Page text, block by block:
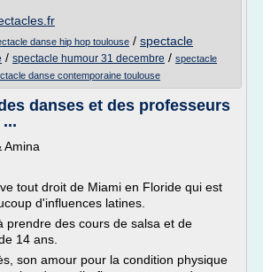
danse hip hop toulouse / spectacle
/ spectacle humour 31 decembre / spectacle
danse contemporaine toulouse
danses et des professeurs
Amina
tout droit de Miami en Floride qui est
d'influences latines.
prendre des cours de salsa et de
14 ans.
son amour pour la condition physique